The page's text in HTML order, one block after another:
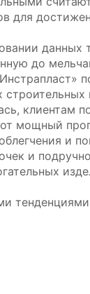
для
данных
до
клиентам
мощный
и
и